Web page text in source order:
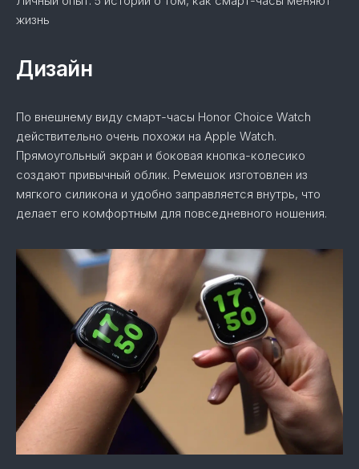
жизнь
Дизайн
По внешнему виду смарт-часы Honor Choice Watch
действительно очень похожи на Apple Watch.
Прямоугольный экран и боковая кнопка-колесико
создают привычный облик. Ремешок изготовлен из
мягкого силикона и удобно заправляется внутрь, что
делает его комфортным для повседневного ношения.